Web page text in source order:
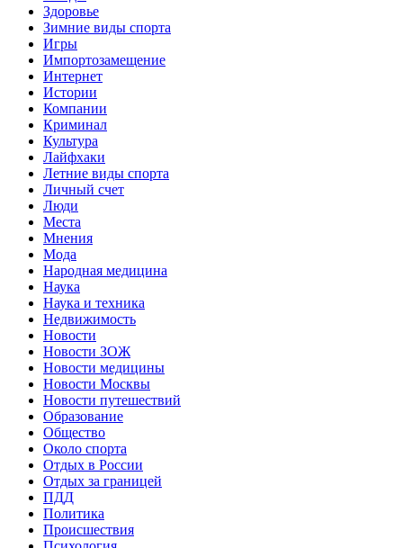
Здоровье
Зимние виды спорта
Игры
Импортозамещение
Интернет
Истории
Компании
Криминал
Культура
Лайфхаки
Летние виды спорта
Личный счет
Люди
Места
Мнения
Мода
Народная медицина
Наука
Наука и техника
Недвижимость
Новости
Новости ЗОЖ
Новости медицины
Новости Москвы
Новости путешествий
Образование
Общество
Около спорта
Отдых в России
Отдых за границей
ПДД
Политика
Происшествия